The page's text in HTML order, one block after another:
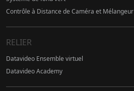
Contrôle à Distance de Caméra et Mélangeur
RELIER
Datavideo Ensemble virtuel
Datavideo Academy